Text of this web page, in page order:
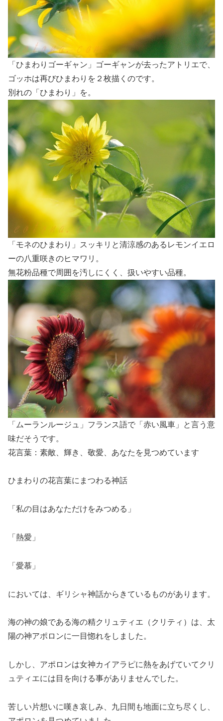
「ひまわりゴーギャン」ゴーギャンが去ったアトリエで、
ゴッホは再びひまわりを２枚描くのです。
別れの「ひまわり」を。
「モネのひまわり」スッキリと清涼感のあるレモンイエロ
ーの八重咲きのヒマワリ。
無花粉品種で周囲を汚しにくく、扱いやすい品種。
「ムーランルージュ」フランス語で「赤い風車」と言う意
味だそうです。
花言葉：素敵、輝き、敬愛、あなたを見つめています
ひまわりの花言葉にまつわる神話
「私の目はあなただけをみつめる」
「熱愛」
「愛慕」
においては、ギリシャ神話からきているものがあります。
海の神の娘である海の精クリュティエ（クリティ）は、太
陽の神アポロンに一目惚れをしました。
しかし、アポロンは女神カイアラピに熱をあげていてクリ
ュティエには目を向ける事がありませんでした。
苦しい片想いに嘆き哀しみ、九日間も地面に立ち尽くし、